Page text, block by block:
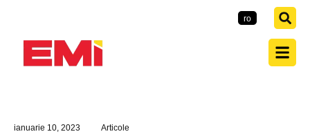
ro
ianuarie 10, 2023 Articole